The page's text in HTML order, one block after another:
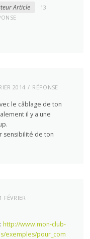
Article
13
2014 RÉPONSE
le câblage de ton
il y a une
sensibilité de ton
FÉVRIER
:http://www.mon-club-
exemples/pour_com